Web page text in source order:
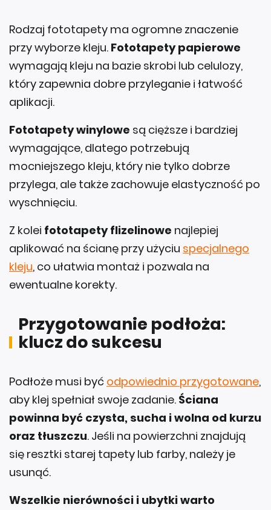
przy wyborze kleju. Fototapety papierowe
wymagają kleju na bazie skrobi lub celulozy,
który zapewnia dobre przyleganie i łatwość
aplikacji.
Fototapety winylowe
wymagające, dlatego potrzebują
mocniejszego kleju, który nie tylko dobrze
przylega, ale także zachowuje elastyczność po
wyschnięciu.
Z kolei
aplikować na ścianę przy użyciuspecjalnego
kleju, co ułatwia montaż i pozwala na
ewentualne korekty.
klucz do sukcesu
aby klej spełniał swoje zadanie.Ściana
powinna być czysta, sucha i wolna od kurzu
oraz tłuszczu. Jeśli na powierzchni znajdują
się resztki starej tapety lub farby, należy je
usunąć.
Wszelkie nierówności i ubytki warto
wyrównaćodpowiednią masą szpachlową,